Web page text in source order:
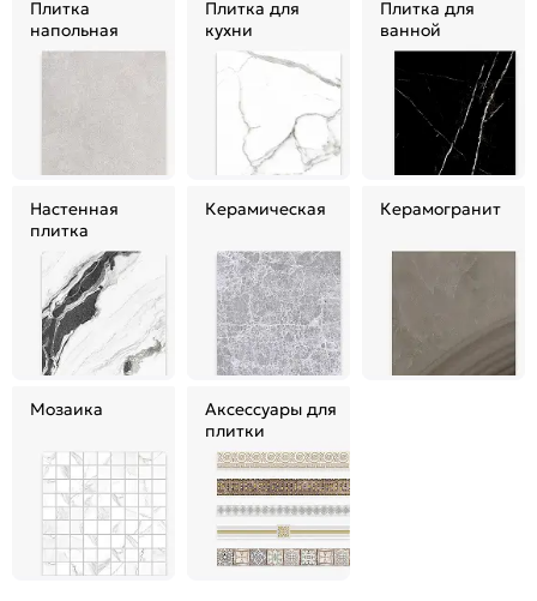
Плитка
напольная
Плитка для
кухни
Плитка для
ванной
Настенная
плитка
Керамическая Керамогранит
Мозаика
Аксессуары для
плитки